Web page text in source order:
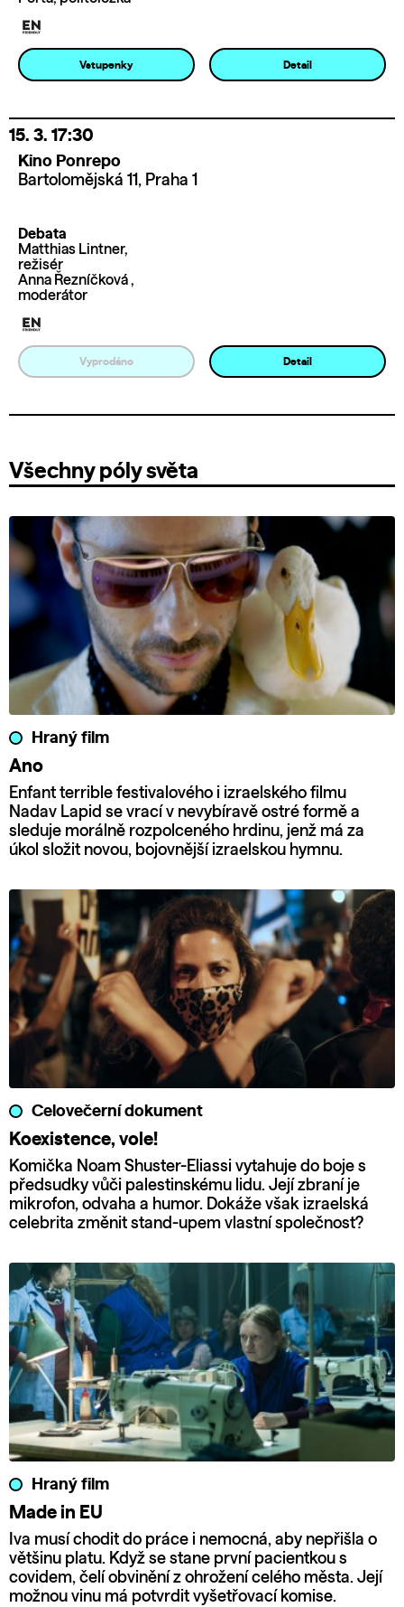
Vstupenky Detail
15. 3. 17:30
Kino Ponrepo
Bartolomějská 11, Praha 1
Debata
Matthias Lintner,
režisér
Anna Řezníčková ,
moderátor
Vyprodáno Detail
Všechny póly světa
Hraný film
Ano
Enfant terrible festivalového i izraelského filmu
Nadav Lapid se vrací v nevybíravě ostré formě a
sleduje morálně rozpolceného hrdinu, jenž má za
úkol složit novou, bojovnější izraelskou hymnu.
Celovečerní dokument
Koexistence, vole!
Komička Noam Shuster-Eliassi vytahuje do boje s
předsudky vůči palestinskému lidu. Její zbraní je
mikrofon, odvaha a humor. Dokáže však izraelská
celebrita změnit stand-upem vlastní společnost?
Hraný film
Made in EU
Iva musí chodit do práce i nemocná, aby nepřišla o
většinu platu. Když se stane první pacientkou s
covidem, čelí obvinění z ohrožení celého města. Její
možnou vinu má potvrdit vyšetřovací komise.